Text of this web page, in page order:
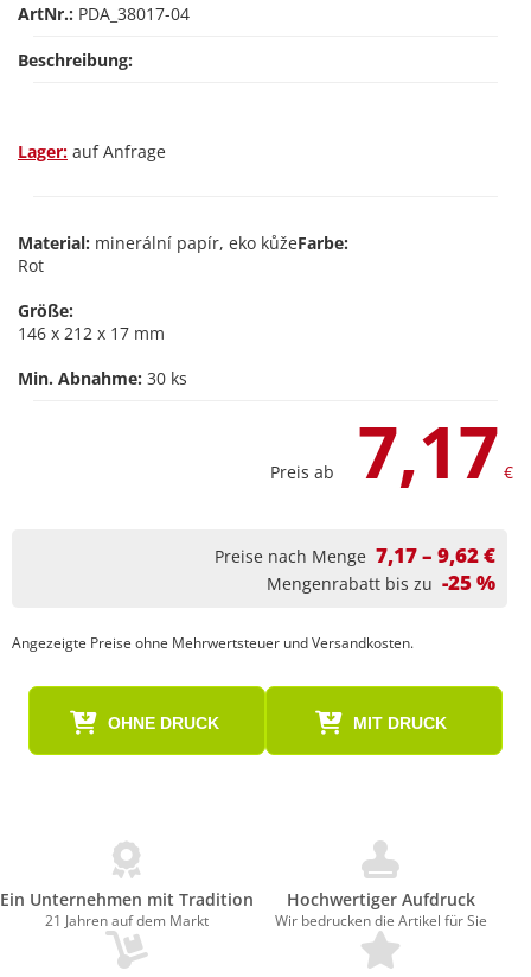
ArtNr.: PDA_38017-04
Beschreibung:
Lager: auf Anfrage
Material: minerální papír, eko kůžeFarbe:
Rot
Größe:
146 x 212 x 17 mm
Min. Abnahme: 30 ks
Preis ab 7,17 €
Preise nach Menge 7,17 – 9,62 €
Mengenrabatt bis zu -25 %
Angezeigte Preise ohne Mehrwertsteuer und Versandkosten.
OHNE DRUCK MIT DRUCK
Ein Unternehmen mit Tradition
21 Jahren auf dem Markt
Hochwertiger Aufdruck
Wir bedrucken die Artikel für Sie